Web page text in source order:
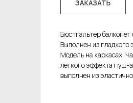
ЗАКАЗАТЬ
Бюстгальтер
Выполнен из гладкого
Модель на каркасах.
легкого эффекта пуш-
выполнен из